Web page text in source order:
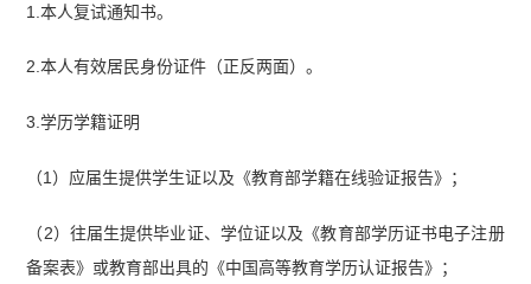
1.本人复试通知书。
2.本人有效居民身份证件（正反两面）。
3.学历学籍证明
（1）应届生提供学生证以及《教育部学籍在线验证报告》；
（2）往届生提供毕业证、学位证以及《教育部学历证书电子注册
备案表》或教育部出具的《中国高等教育学历认证报告》；